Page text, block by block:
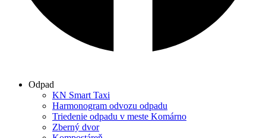
Odpad
KN Smart Taxi
Harmonogram odvozu odpadu
Triedenie odpadu v meste Komárno
Zberný dvor